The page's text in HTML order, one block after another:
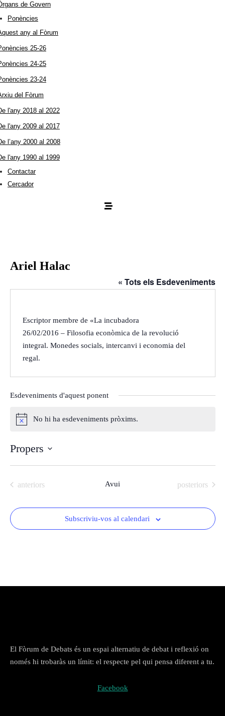
de Govern
Ponències
any al Fòrum
25-26
24-25
23-24
del Fòrum
l'any 2018 al 2022
l'any 2009 al 2017
l’any 2000 al 2008
l'any 1990 al 1999
Contactar
Cercador
Ariel Halac
« Tots els Esdeveniments
Escriptor membre de «La incubadora
26/02/2016 – Filosofia econòmica de la revolució
integral. Monedes socials, intercanvi i economia del
regal.
Esdeveniments d'aquest ponent
Avís
No hi ha esdeveniments pròxims.
Propers
data.Esdeveniments
anteriors Avui Esdeveniments
posteriors
Subscriviu-vos al calendari
El Fòrum de Debats és un espai alternatiu de debat i reflexió on
només hi trobaràs un límit: el respecte pel qui pensa diferent a tu.
Facebook